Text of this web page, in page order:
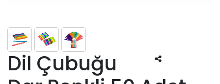
Dil Çubuğu